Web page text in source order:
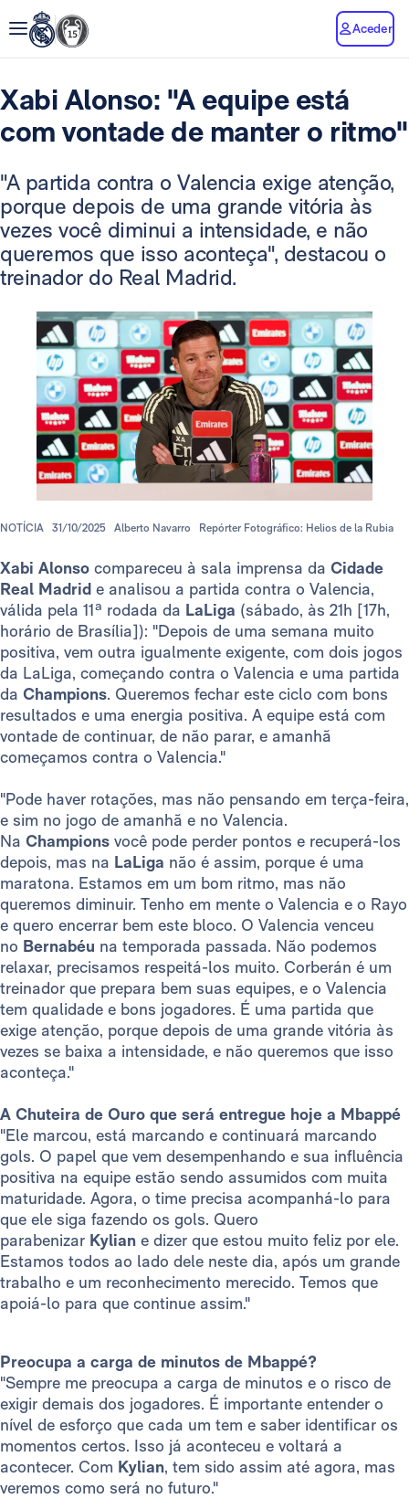
Aceder
Xabi Alonso: "A equipe está
com vontade de manter o ritmo"
"A partida contra o Valencia exige atenção,
porque depois de uma grande vitória às
vezes você diminui a intensidade, e não
queremos que isso aconteça", destacou o
treinador do Real Madrid.
NOTÍCIA 31/10/2025 Alberto Navarro Repórter Fotográfico: Helios de la Rubia
Xabi Alonso compareceu à sala imprensa da Cidade
Real Madrid e analisou a partida contra o Valencia,
válida pela 11ª rodada da LaLiga (sábado, às 21h [17h,
horário de Brasília]): "Depois de uma semana muito
positiva, vem outra igualmente exigente, com dois jogos
da LaLiga, começando contra o Valencia e uma partida
da Champions. Queremos fechar este ciclo com bons
resultados e uma energia positiva. A equipe está com
vontade de continuar, de não parar, e amanhã
começamos contra o Valencia."
"Pode haver rotações, mas não pensando em terça-feira,
e sim no jogo de amanhã e no Valencia.
Na Champions você pode perder pontos e recuperá-los
depois, mas na LaLiga não é assim, porque é uma
maratona. Estamos em um bom ritmo, mas não
queremos diminuir. Tenho em mente o Valencia e o Rayo
e quero encerrar bem este bloco. O Valencia venceu
no Bernabéu na temporada passada. Não podemos
relaxar, precisamos respeitá-los muito. Corberán é um
treinador que prepara bem suas equipes, e o Valencia
tem qualidade e bons jogadores. É uma partida que
exige atenção, porque depois de uma grande vitória às
vezes se baixa a intensidade, e não queremos que isso
aconteça."
A Chuteira de Ouro que será entregue hoje a Mbappé
"Ele marcou, está marcando e continuará marcando
gols. O papel que vem desempenhando e sua influência
positiva na equipe estão sendo assumidos com muita
maturidade. Agora, o time precisa acompanhá-lo para
que ele siga fazendo os gols. Quero
parabenizar Kylian e dizer que estou muito feliz por ele.
Estamos todos ao lado dele neste dia, após um grande
trabalho e um reconhecimento merecido. Temos que
apoiá-lo para que continue assim."
Preocupa a carga de minutos de Mbappé?
"Sempre me preocupa a carga de minutos e o risco de
exigir demais dos jogadores. É importante entender o
nível de esforço que cada um tem e saber identificar os
momentos certos. Isso já aconteceu e voltará a
acontecer. Com Kylian, tem sido assim até agora, mas
veremos como será no futuro."